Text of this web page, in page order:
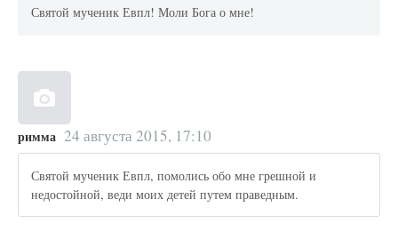
Святой мученик Евпл! Моли Бога о мне!
римма 24 августа 2015, 17:10
Святой мученик Евпл, помолись обо мне грешной и
недостойной, веди моих детей путем праведным.